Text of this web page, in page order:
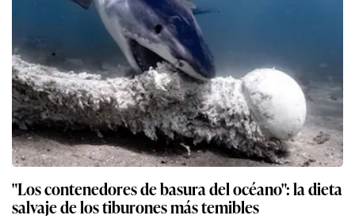
"Los contenedores de basura del océano": la dieta
salvaje de los tiburones más temibles